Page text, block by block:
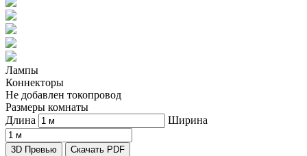
Лампы
Коннекторы
Не добавлен токопровод
Размеры комнаты
Длина
Ширина
3D Превью Скачать PDF